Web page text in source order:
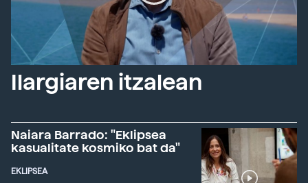
Ilargiaren itzalean
Naiara Barrado: "Eklipsea
kasualitate kosmiko bat da"
EKLIPSEA